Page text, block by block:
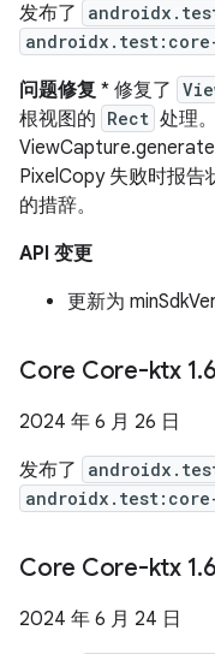
发布了
问题修复 * 修复了
根视图的 Rect 处理
PixelCopy 失败时报告
的措辞。
API 变更
更新为
Core Core-ktx 1.6
2024 年 6 月 26 日
发布了
Core Core-ktx 1.6
2024 年 6 月 24 日